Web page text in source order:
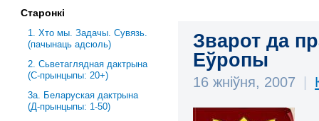
Зварот да
Еўропы
16 жніўня, 2007 |
Старонкі
1. Хто мы. Задачы. Сувязь.
(пачынаць адсюль)
2. Сьветаглядная дактрына
(С-прынцыпы: 20+)
3a. Беларуская дактрына
(Д-прынцыпы: 1-50)